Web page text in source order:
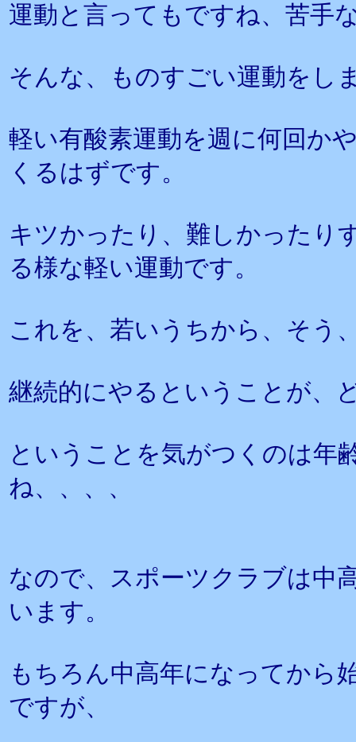
運動と言ってもですね、苦手
そんな、ものすごい運動をし
軽い有酸素運動を週に何回か
くるはずです。
キツかったり、難しかったり
る様な軽い運動です。
これを、若いうちから、そう
継続的にやるということが、
ということを気がつくのは年
ね、、、、
なので、スポーツクラブは中
います。
もちろん中高年になってから
ですが、